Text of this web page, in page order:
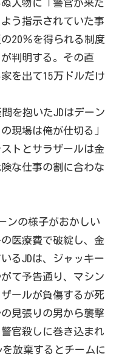
人物に「警官が来た
う指示されていた事
20％を得られる制度
判明する。その直
を出て15万ドルだけ
を抱いたJDはデーン
現場は俺が仕切る」
トとサラザールは金
な仕事の割に合わな
ンの様子がおかしい
医療費で破綻し、金
るJDは、ジャッキー
て予告通り、マシン
ールが負傷するが死
見張りの男から襲撃
官殺しに巻き込まれ
放棄するとチームに